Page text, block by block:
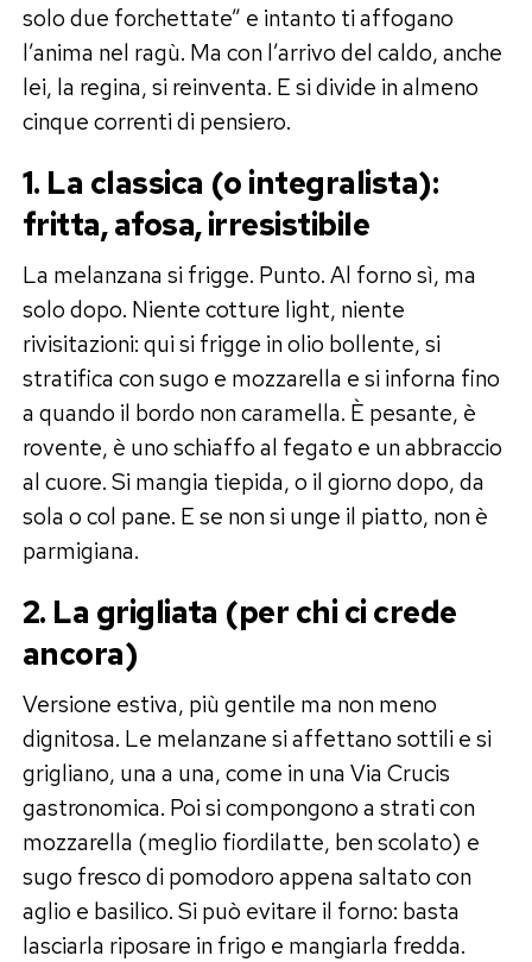
solo due forchettate” e intanto ti affogano
l’anima nel ragù. Ma con l’arrivo del caldo, anche
lei, la regina, si reinventa. E si divide in almeno
cinque correnti di pensiero.
1. La classica (o integralista):
fritta, afosa, irresistibile
La melanzana si frigge. Punto. Al forno sì, ma
solo dopo. Niente cotture light, niente
rivisitazioni: qui si frigge in olio bollente, si
stratifica con sugo e mozzarella e si inforna fino
a quando il bordo non caramella. È pesante, è
rovente, è uno schiaffo al fegato e un abbraccio
al cuore. Si mangia tiepida, o il giorno dopo, da
sola o col pane. E se non si unge il piatto, non è
parmigiana.
2. La grigliata (per chi ci crede
ancora)
Versione estiva, più gentile ma non meno
dignitosa. Le melanzane si affettano sottili e si
grigliano, una a una, come in una Via Crucis
gastronomica. Poi si compongono a strati con
mozzarella (meglio fiordilatte, ben scolato) e
sugo fresco di pomodoro appena saltato con
aglio e basilico. Si può evitare il forno: basta
lasciarla riposare in frigo e mangiarla fredda.